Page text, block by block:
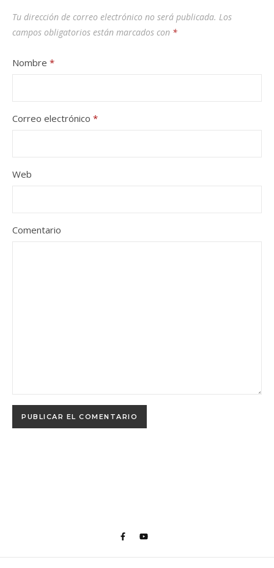
Tu dirección de correo electrónico no será publicada. Los
campos obligatorios están marcados con *
Nombre *
Correo electrónico *
Web
Comentario